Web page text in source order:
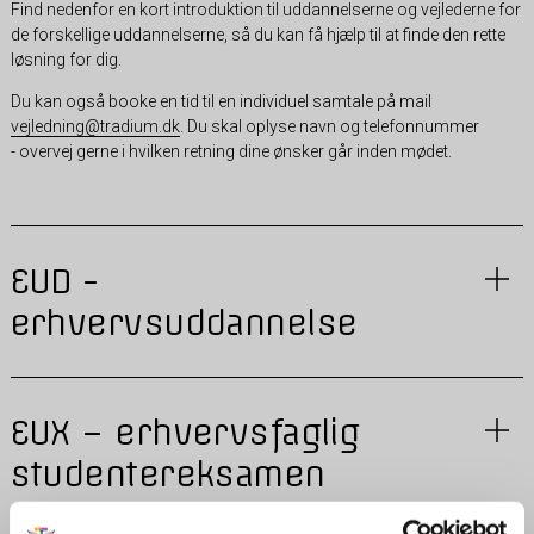
Find nedenfor en kort introduktion til uddannelserne og vejlederne for
de forskellige uddannelserne, så du kan få hjælp til at finde den rette
løsning for dig.
Du kan også booke en tid til en individuel samtale på mail
vejledning@tradium.dk. Du skal oplyse navn og telefonnummer
- overvej gerne i hvilken retning dine ønsker går inden mødet.
EUD -
erhvervsuddannelse
EUX – erhvervsfaglig
studentereksamen